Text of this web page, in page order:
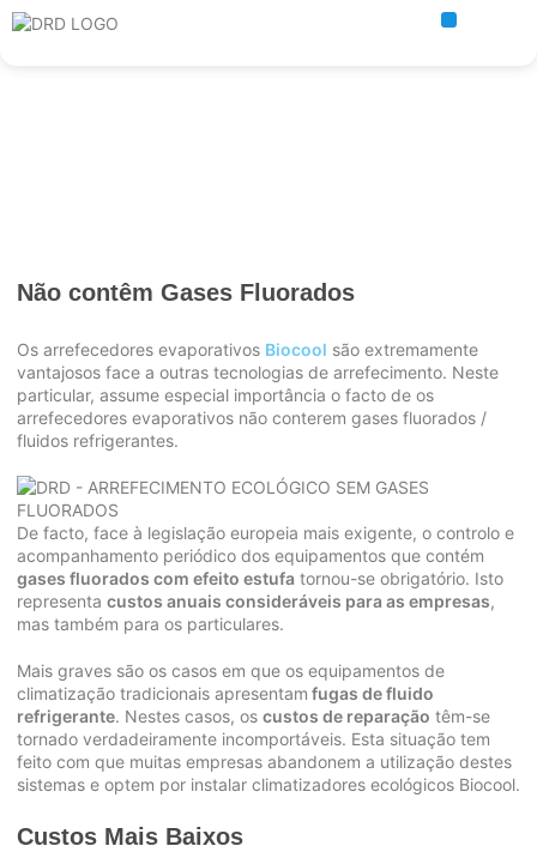
Não contêm Gases Fluorados
Os arrefecedores evaporativos Biocool são extremamente
vantajosos face a outras tecnologias de arrefecimento. Neste
particular, assume especial importância o facto de os
arrefecedores evaporativos não conterem gases fluorados /
fluidos refrigerantes.
De facto, face à legislação europeia mais exigente, o controlo e
acompanhamento periódico dos equipamentos que contém
gases fluorados com efeito estufa tornou-se obrigatório. Isto
representa custos anuais consideráveis para as empresas,
mas também para os particulares.
Mais graves são os casos em que os equipamentos de
climatização tradicionais apresentam fugas de fluido
refrigerante. Nestes casos, os custos de reparação têm-se
tornado verdadeiramente incomportáveis. Esta situação tem
feito com que muitas empresas abandonem a utilização destes
sistemas e optem por instalar climatizadores ecológicos Biocool.
Custos Mais Baixos